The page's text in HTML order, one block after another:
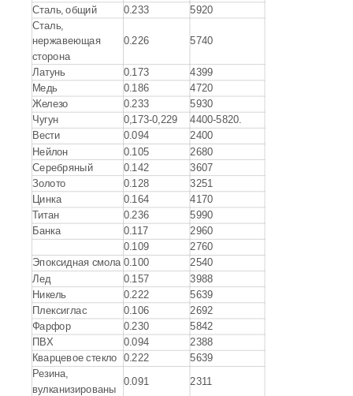
Сталь, общий 0.233
5920
Сталь,
нержавеющая
сторона
0.226 5740
Латунь 0.173
4399
Медь
0.186
4720
Железо
0.233
5930
Чугун
0,173-0,229
4400-5820.
Вести
0.094
2400
Нейлон
0.105
2680
Серебряный
0.142
3607
Золото
0.128
3251
Цинка
0.164
4170
Титан
0.236
5990
Банка
0.117
2960
0.109
2760
Эпоксидная смола 0.100
2540
Лед
0.157
3988
Никель
0.222
5639
Плексиглас
0.106
2692
Фарфор
0.230
5842
ПВХ
0.094
2388
Кварцевое стекло
0.222 5639
Резина,
вулканизированы
0.091 2311